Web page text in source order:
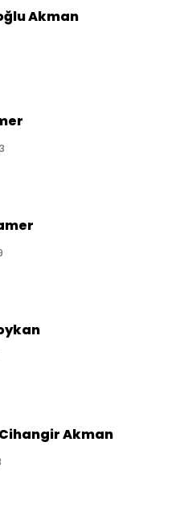
Akman
Cihangir Akman